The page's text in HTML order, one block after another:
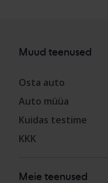
Muud teenused
Osta auto
Auto müüa
Kuidas testime
KKK
Meie teenused